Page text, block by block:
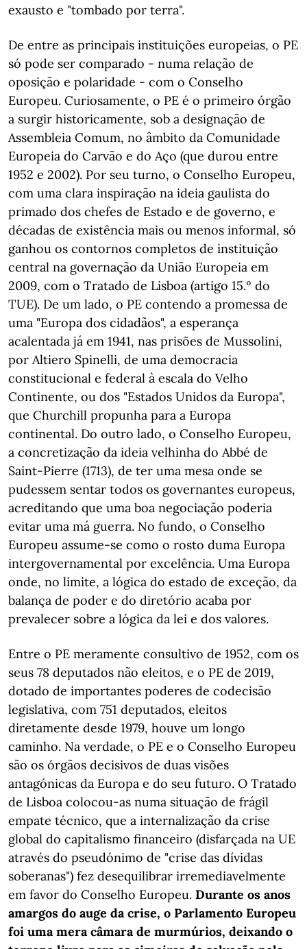
exausto e "tombado por terra".
De entre as principais instituições europeias, o PE
só pode ser comparado - numa relação de
oposição e polaridade - com o Conselho
Europeu. Curiosamente, o PE é o primeiro órgão
a surgir historicamente, sob a designação de
Assembleia Comum, no âmbito da Comunidade
Europeia do Carvão e do Aço (que durou entre
1952 e 2002). Por seu turno, o Conselho Europeu,
com uma clara inspiração na ideia gaulista do
primado dos chefes de Estado e de governo, e
décadas de existência mais ou menos informal, só
ganhou os contornos completos de instituição
central na governação da União Europeia em
2009, com o Tratado de Lisboa (artigo 15.º do
TUE). De um lado, o PE contendo a promessa de
uma "Europa dos cidadãos", a esperança
acalentada já em 1941, nas prisões de Mussolini,
por Altiero Spinelli, de uma democracia
constitucional e federal à escala do Velho
Continente, ou dos "Estados Unidos da Europa",
que Churchill propunha para a Europa
continental. Do outro lado, o Conselho Europeu,
a concretização da ideia velhinha do Abbé de
Saint-Pierre (1713), de ter uma mesa onde se
pudessem sentar todos os governantes europeus,
acreditando que uma boa negociação poderia
evitar uma má guerra. No fundo, o Conselho
Europeu assume-se como o rosto duma Europa
intergovernamental por excelência. Uma Europa
onde, no limite, a lógica do estado de exceção, da
balança de poder e do diretório acaba por
prevalecer sobre a lógica da lei e dos valores.
Entre o PE meramente consultivo de 1952, com os
seus 78 deputados não eleitos, e o PE de 2019,
dotado de importantes poderes de codecisão
legislativa, com 751 deputados, eleitos
diretamente desde 1979, houve um longo
caminho. Na verdade, o PE e o Conselho Europeu
são os órgãos decisivos de duas visões
antagónicas da Europa e do seu futuro. O Tratado
de Lisboa colocou-as numa situação de frágil
empate técnico, que a internalização da crise
global do capitalismo financeiro (disfarçada na UE
através do pseudónimo de "crise das dívidas
soberanas") fez desequilibrar irremediavelmente
em favor do Conselho Europeu. Durante os anos
amargos do auge da crise, o Parlamento Europeu
foi uma mera câmara de murmúrios, deixando o